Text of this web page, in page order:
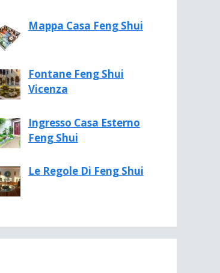
Mappa Casa Feng Shui
Fontane Feng Shui
Vicenza
Ingresso Casa Esterno
Feng Shui
Le Regole Di Feng Shui